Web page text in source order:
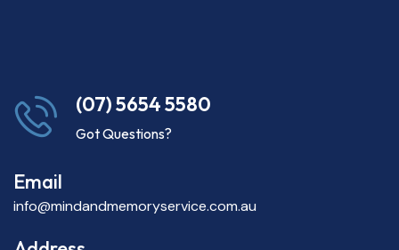
(07) 5654 5580
Got Questions?
Email
info@mindandmemoryservice.com.au